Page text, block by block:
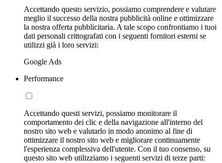
Accettando questo servizio, possiamo comprendere e valutare
meglio il successo della nostra pubblicità online e ottimizzare
la nostra offerta pubblicitaria. A tale scopo confrontiamo i tuoi
dati personali crittografati con i seguenti fornitori esterni se
utilizzi già i loro servizi:
Google Ads
Performance
Accettando questi servizi, possiamo monitorare il
comportamento dei clic e della navigazione all'interno del
nostro sito web e valutarlo in modo anonimo al fine di
ottimizzare il nostro sito web e migliorare continuamente
l'esperienza complessiva dell'utente. Con il tuo consenso, su
questo sito web utilizziamo i seguenti servizi di terze parti: